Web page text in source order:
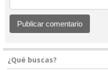
¿Qué buscas?